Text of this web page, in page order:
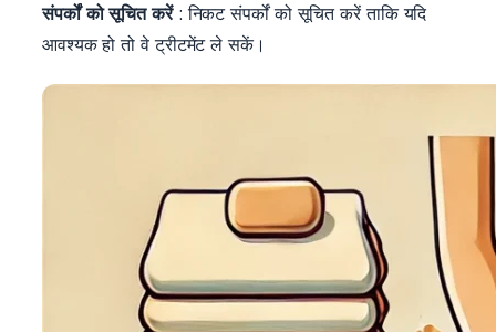
संपर्कों को सूचित करें: निकट संपर्कों को सूचित करें ताकि यदि
आवश्यक हो तो वे ट्रीटमेंट ले सकें।